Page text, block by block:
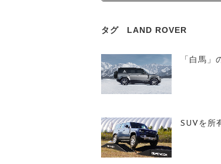
タグ LAND ROVER
「白馬
SUVを所